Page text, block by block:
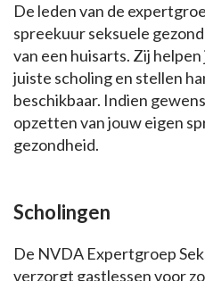
De leden van de
spreekuur seksuele
van een huisarts. Zij
juiste scholing en stellen
beschikbaar. Indien
opzetten van jouw eigen
gezondheid.
Scholingen
De NVDA Expertgroep
verzorgt gastlessen voor